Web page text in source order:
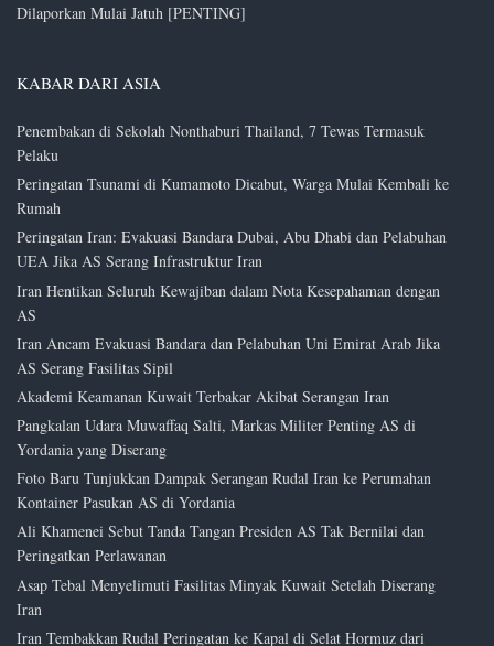
Dilaporkan Mulai Jatuh [PENTING]
KABAR DARI ASIA
Penembakan di Sekolah Nonthaburi Thailand, 7 Tewas Termasuk
Pelaku
Peringatan Tsunami di Kumamoto Dicabut, Warga Mulai Kembali ke
Rumah
Peringatan Iran: Evakuasi Bandara Dubai, Abu Dhabi dan Pelabuhan
UEA Jika AS Serang Infrastruktur Iran
Iran Hentikan Seluruh Kewajiban dalam Nota Kesepahaman dengan
AS
Iran Ancam Evakuasi Bandara dan Pelabuhan Uni Emirat Arab Jika
AS Serang Fasilitas Sipil
Akademi Keamanan Kuwait Terbakar Akibat Serangan Iran
Pangkalan Udara Muwaffaq Salti, Markas Militer Penting AS di
Yordania yang Diserang
Foto Baru Tunjukkan Dampak Serangan Rudal Iran ke Perumahan
Kontainer Pasukan AS di Yordania
Ali Khamenei Sebut Tanda Tangan Presiden AS Tak Bernilai dan
Peringatkan Perlawanan
Asap Tebal Menyelimuti Fasilitas Minyak Kuwait Setelah Diserang
Iran
Iran Tembakkan Rudal Peringatan ke Kapal di Selat Hormuz dari